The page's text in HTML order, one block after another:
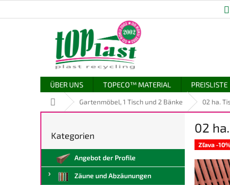
ÜBER UNS TOPECO™ MATERIAL PREISLISTE
StartseiteGartenmöbel, 1 Tisch und 2 Bänke 02 ha.
t
n
Kategorien
Kategorien
Angebot der Profile
Zäune und Abzäunungen
02
Zľava -